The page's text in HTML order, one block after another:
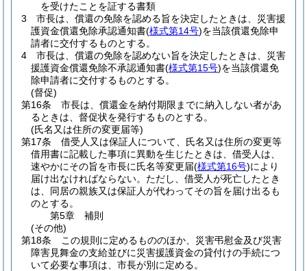
を受けたことを証する書類
3
市長は、償還の免除を認める旨を決定したときは、災害援
護資金償還免除承認通知書(様式第14号)を当該償還免除申
請者に交付するものとする。
4
市長は、償還の免除を認めない旨を決定したときは、災害
援護資金償還免除不承認通知書(様式第15号)を当該償還免
除申請者に交付するものとする。
(督促)
第16条
市長は、償還金を納付期限までに納入しない者があ
るときは、督促状を発行するものとする。
(氏名又は住所の変更届等)
第17条
借受人又は保証人について、氏名又は住所の変更等
借用書に記載した事項に異動を生じたときは、借受人は、
速やかにその旨を市長に氏名等変更届(様式第16号)により
届け出なければならない。 ただし、借受人が死亡したとき
は、同居の親族又は保証人が代わってその旨を届け出るも
のとする。
第5章
補則
(その他)
第18条
この規則に定めるもののほか、災害弔慰金及び災害
障害見舞金の支給並びに災害援護資金の貸付けの手続につ
いて必要な事項は、市長が別に定める。